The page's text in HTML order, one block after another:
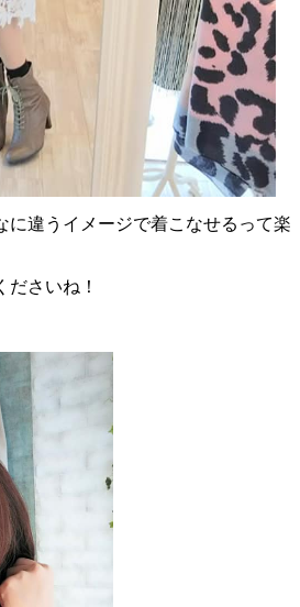
に違うイメージで着こなせるって楽
さいね！